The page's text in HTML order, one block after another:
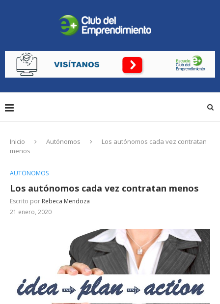
Inicio Autónomos
Los autónomos cada vez contratan
menos
AUTÓNOMOS
Los autónomos cada vez contratan menos
Escrito por Rebeca Mendoza
21 enero, 2020